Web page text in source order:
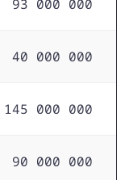
93 000 000
40 000 000
145 000 000
90 000 000